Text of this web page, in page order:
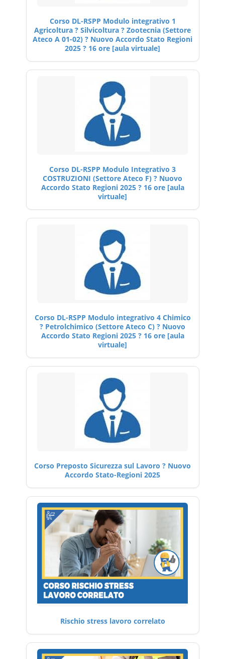
Corso DL-RSPP Modulo integrativo 1
Agricoltura ? Silvicoltura ? Zootecnia (Settore
Ateco A 01-02) ? Nuovo Accordo Stato Regioni
2025 ? 16 ore [aula virtuale]
Corso DL-RSPP Modulo Integrativo 3
COSTRUZIONI (Settore Ateco F) ? Nuovo
Accordo Stato Regioni 2025 ? 16 ore [aula
virtuale]
Corso DL-RSPP Modulo integrativo 4 Chimico
? Petrolchimico (Settore Ateco C) ? Nuovo
Accordo Stato Regioni 2025 ? 16 ore [aula
virtuale]
Corso Preposto Sicurezza sul Lavoro ? Nuovo
Accordo Stato-Regioni 2025
Rischio stress lavoro correlato